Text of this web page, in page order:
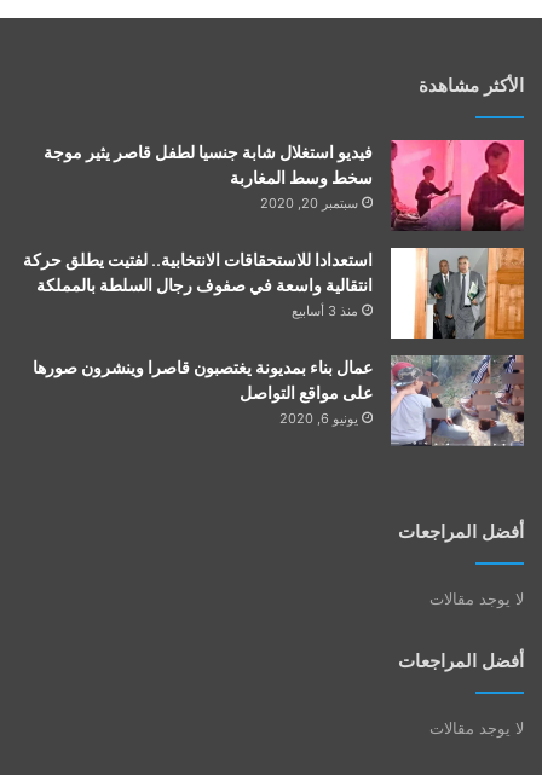
الأكثر مشاهدة
فيديو استغلال شابة جنسيا لطفل قاصر يثير موجة
سخط وسط المغاربة
سبتمبر 20, 2020
استعدادا للاستحقاقات الانتخابية.. لفتيت يطلق حركة
انتقالية واسعة في صفوف رجال السلطة بالمملكة
منذ 3 أسابيع
عمال بناء بمديونة يغتصبون قاصرا وينشرون صورها
على مواقع التواصل
يونيو 6, 2020
أفضل المراجعات
لا يوجد مقالات
أفضل المراجعات
لا يوجد مقالات